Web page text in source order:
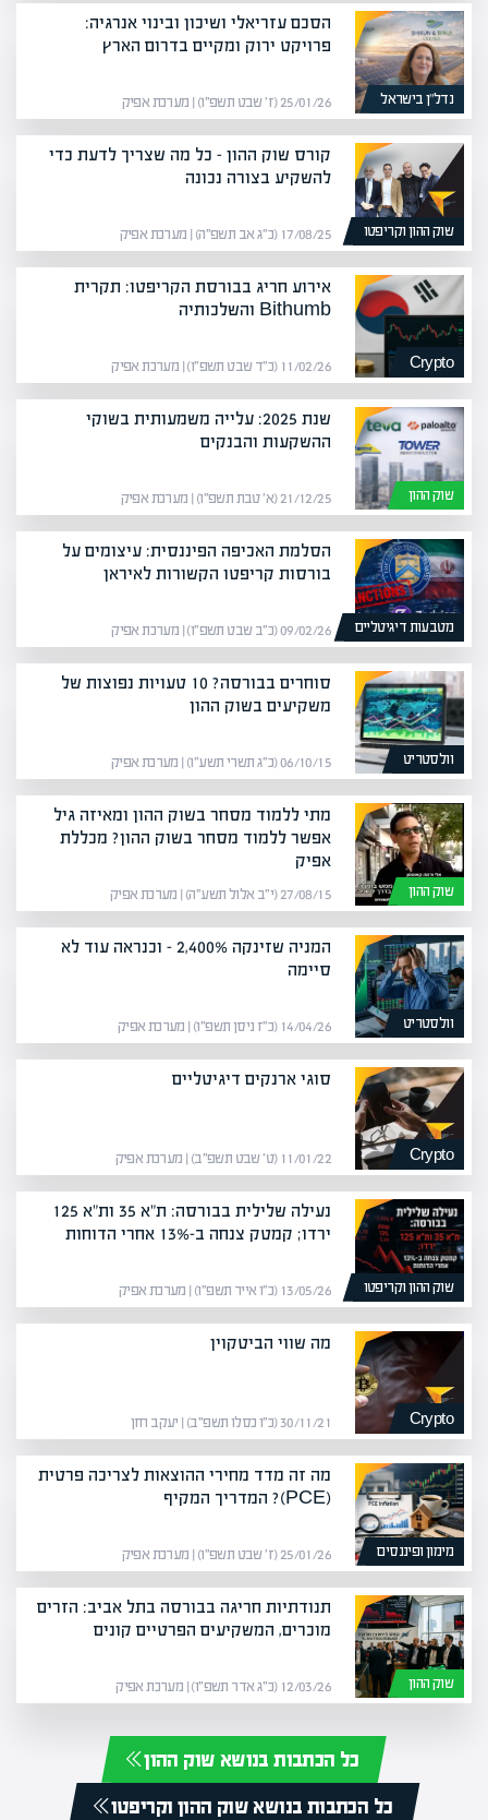
נדל”ן בישראל
הסכם עזריאלי ושיכון ובינוי אנרגיה:
פרויקט ירוק ומקיים בדרום הארץ
25/01/26 (ז׳ שבט תשפ״ו) | מערכת אפיק
שוק ההון וקריפטו
קורס שוק ההון – כל מה שצריך לדעת כדי
להשקיע בצורה נכונה
17/08/25 (כ״ג אב תשפ״ה) | מערכת אפיק
Crypto
אירוע חריג בבורסת הקריפטו: תקרית
Bithumb והשלכותיה
11/02/26 (כ״ד שבט תשפ״ו) | מערכת אפיק
שוק ההון
שנת 2025: עלייה משמעותית בשוקי
ההשקעות והבנקים
21/12/25 (א׳ טבת תשפ״ו) | מערכת אפיק
מטבעות דיגיטליים
הסלמת האכיפה הפיננסית: עיצומים על
בורסות קריפטו הקשורות לאיראן
09/02/26 (כ״ב שבט תשפ״ו) | מערכת אפיק
וולסטריט
סוחרים בבורסה? 10 טעויות נפוצות של
משקיעים בשוק ההון
06/10/15 (כ״ג תשרי תשע״ו) | מערכת אפיק
שוק ההון
מתי ללמוד מסחר בשוק ההון ומאיזה גיל
אפשר ללמוד מסחר בשוק ההון? מכללת
אפיק
27/08/15 (י״ב אלול תשע״ה) | מערכת אפיק
וולסטריט
המניה שזינקה 2,400% – וכנראה עוד לא
סיימה
14/04/26 (כ״ז ניסן תשפ״ו) | מערכת אפיק
Crypto
סוגי ארנקים דיגיטליים
11/01/22 (ט׳ שבט תשפ״ב) | מערכת אפיק
שוק ההון וקריפטו
נעילה שלילית בבורסה: ת"א 35 ות"א 125
ירדו; קמטק צנחה ב-13% אחרי הדוחות
13/05/26 (כ״ו אייר תשפ״ו) | מערכת אפיק
Crypto
מה שווי הביטקוין
30/11/21 (כ״ו כסלו תשפ״ב) | יעקב חזן
מימון ופיננסים
מה זה מדד מחירי ההוצאות לצריכה פרטית
(PCE)? המדריך המקיף
25/01/26 (ז׳ שבט תשפ״ו) | מערכת אפיק
שוק ההון
תנודתיות חריגה בבורסה בתל אביב: הזרים
מוכרים, המשקיעים הפרטיים קונים
12/03/26 (כ״ג אדר תשפ״ו) | מערכת אפיק
כל הכתבות בנושא שוק ההון
כל הכתבות בנושא שוק ההון וקריפטו